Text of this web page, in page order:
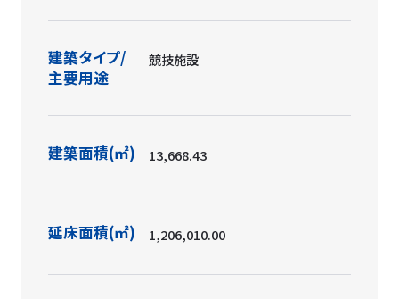
建築タイプ/
主要用途
競技施設
建築面積(㎡) 13,668.43
延床面積(㎡) 1,206,010.00